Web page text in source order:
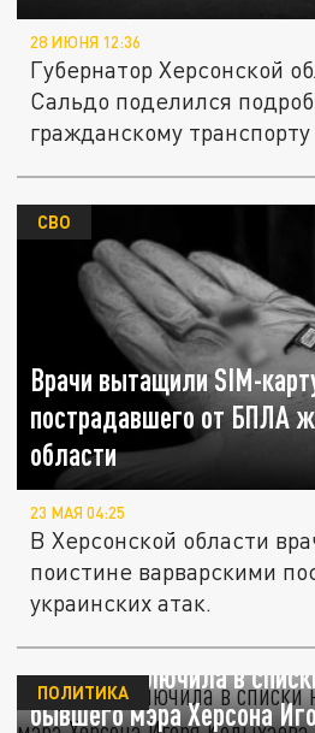
28 ИЮНЯ 12:36
Губернатор Херсонской
Сальдо поделился
гражданскому транспорту
Врачи вытащили SIM-
пострадавшего от БПЛА
области
СВО
23 МАЯ 04:25
В Херсонской области
поистине варварскими
украинских атак.
Украина включила в
бывшего мэра Херсона
ПОЛИТИКА